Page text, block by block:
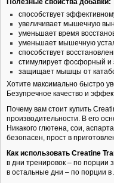
Полезные свойства добавки:
способствует
увеличивает мышечную
уменьшает время
уменьшает мышечную
способствует
стимулирует фосфорный и
защищает мышцы от
Хотите максимально быстро
Безупречное качество и
Почему вам стоит купить
производительности. В его
Никакого глютена, сои,
безопасен, прост в
Как использовать Creatine
в дни тренировок – по порции
в остальные дни – по порции